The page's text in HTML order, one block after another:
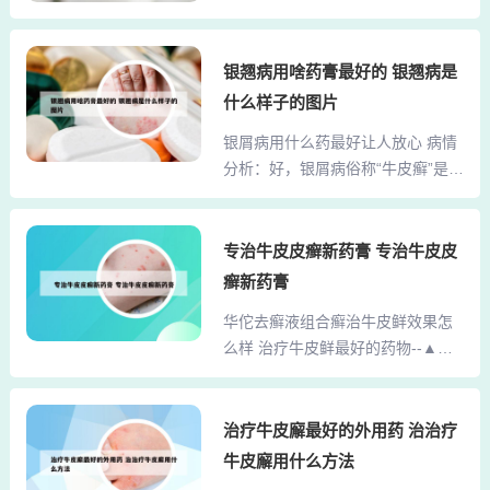
3、干癣了，你算好了，...
宝打针的胳膊有硬块消不掉，考虑
组织机化，可能与疫苗刺激局部症
敷，促进局部血液循环，随着时间
推移，症状会慢慢消散。 意见建
议： 提倡母乳喂...
防：保持猪清洁干燥，勤换垫草，
洒。治疗的常用方法：青霉毒疗法
有效，用5000-10000单位／kg体
重，肌肉注射，每日2次；土霉素20
-40mg／kg体重，肌肉注射，每日1
血清，仔5一10ml，50kg以下的中3
0-50ml，50kg以上的大70~150m
及时隔离治疗，可用0.5%～1%敌...
银翘病用啥药膏最好的 银翘病是
什么样子的图片
银屑病用什么药最好让人放心 病情
分析：好，银屑病俗称“牛皮癣”是一
种常见的易于复发的慢性炎症性皮
块上覆有多层银白色鳞屑。第对于
最常见的寻常型银屑病，面积比较
以选择糖皮质激素类药膏，也可以
选择维生素D3衍生物药膏，还有维
甲酸类药膏，还有复方制剂。把糖
糖皮质激素、维甲酸类药物联合起
来，这些药物的效果都不错，持续
专治牛皮皮癣新药膏 专治牛皮皮
癣新药膏
华佗去癣液组合癣治牛皮鲜效果怎
么样 治疗牛皮鲜最好的药物--▲中
医扶阳克癣系列组方是通过中药直
制易感基因的异常表达，保持人体
内环境的平衡，从而做到在根源上
治疗牛皮廨最好的外用药 治治疗
牛皮廨用什么方法